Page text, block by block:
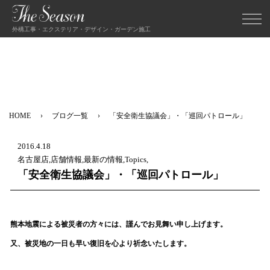
外構工事・エクステリア・デザイン・ガーデン施工
HOME ブログ一覧 「安全衛生協議会」・「巡回パトロール」
2016.4.18
名古屋店,店舗情報,最新の情報,Topics,
「安全衛生協議会」・「巡回パトロール」
熊本地震による被災者の方々には、謹んでお見舞い申し上げます。
又、被災地の一日も早い復旧を心より祈念いたします。